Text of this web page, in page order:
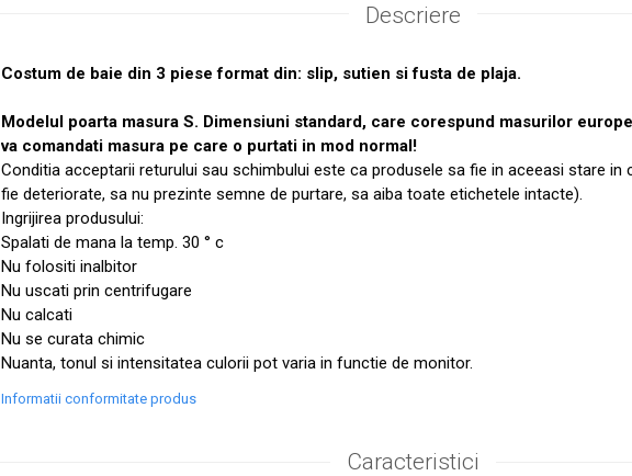
Descriere
Costum de baie din 3 piese format din: slip, sutien si fusta de plaja.
Modelul poarta masura S. Dimensiuni standard, care corespund masurilor
va comandati masura pe care o purtati in mod normal!
Conditia acceptarii returului sau schimbului este ca produsele sa fie in aceeasi stare in
fie deteriorate, sa nu prezinte semne de purtare, sa aiba toate etichetele intacte).
Ingrijirea produsului:
Spalati de mana la temp. 30 ° c
Nu folositi inalbitor
Nu uscati prin centrifugare
Nu calcati
Nu se curata chimic
Nuanta, tonul si intensitatea culorii pot varia in functie de monitor.
Informatii conformitate produs
Caracteristici